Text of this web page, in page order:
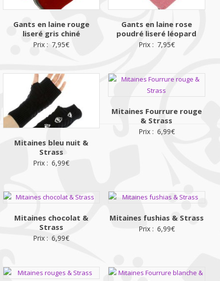
Gants en laine rouge
liseré gris chiné
Prix : 7,95€
Gants en laine rose
poudré liseré léopard
Prix : 7,95€
Mitaines bleu nuit &
Strass
Prix : 6,99€
Mitaines Fourrure rouge
& Strass
Prix : 6,99€
Mitaines chocolat &
Strass
Prix : 6,99€
Mitaines fushias & Strass
Prix : 6,99€